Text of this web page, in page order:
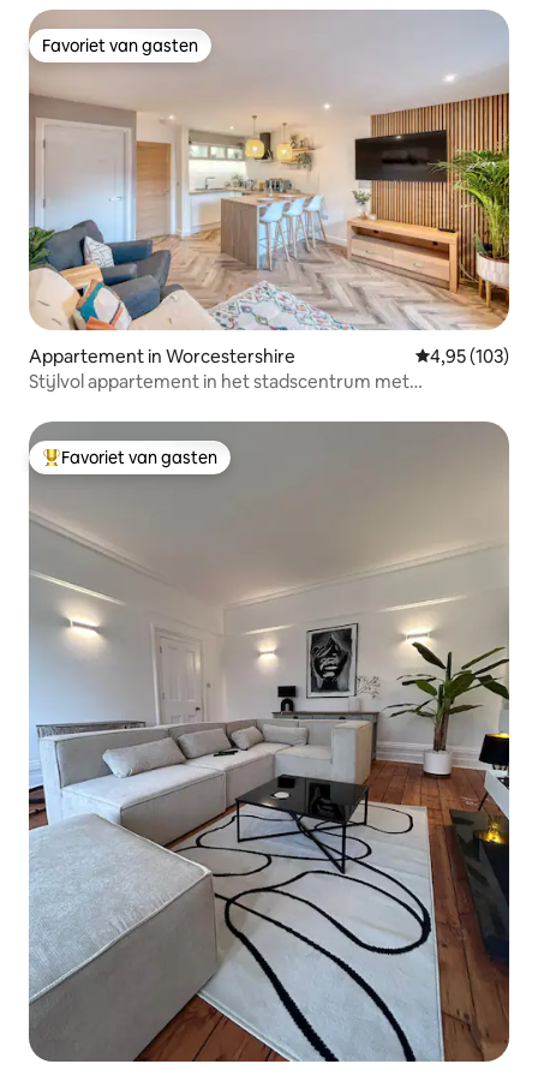
Favoriet van gasten
Favoriet van gasten
Appartement in Worcestershire Gemiddelde
4,95 (103)
Stijlvol appartement in het stadscentrum met
Topfavoriet van gasten
Favoriet van gasten